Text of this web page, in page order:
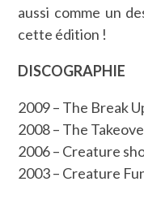
aussi comme un
cette édition !
DISCOGRAPHIE
2009 – The Break
2008 – The
2006 – Creature
2003 – Creature